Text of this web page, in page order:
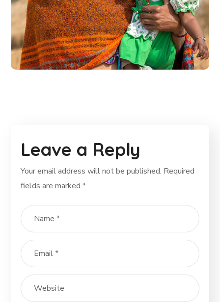
Little Help
#CHARITY
Leave a Reply
Your email address will not be published. Required
fields are marked*